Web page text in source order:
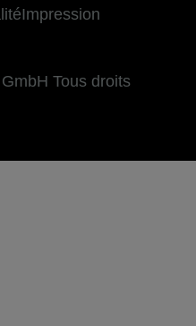
Impression
Tous droits